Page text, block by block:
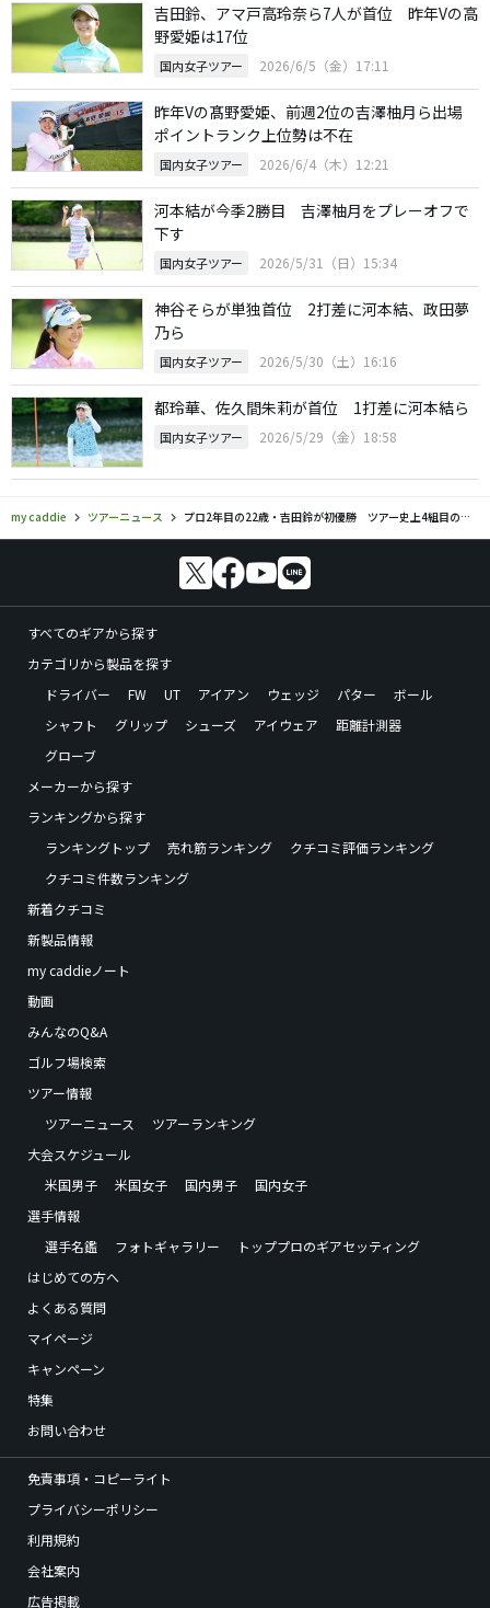
吉田鈴、アマ戸高玲奈ら7人が首位 昨年Vの高
野愛姫は17位
国内女子ツアー 2026/6/5（金）17:11
昨年Vの髙野愛姫、前週2位の吉澤柚月ら出場
ポイントランク上位勢は不在
国内女子ツアー 2026/6/4（木）12:21
河本結が今季2勝目 吉澤柚月をプレーオフで
下す
国内女子ツアー 2026/5/31（日）15:34
神谷そらが単独首位 2打差に河本結、政田夢
乃ら
国内女子ツアー 2026/5/30（土）16:16
都玲華、佐久間朱莉が首位 1打差に河本結ら
国内女子ツアー 2026/5/29（金）18:58
my caddie ツアーニュース プロ2年目の22歳・吉田鈴が初優勝 ツアー史上4組目の姉妹V
すべてのギアから探す
カテゴリから製品を探す
ドライバー
FW UT アイアン ウェッジ パター
ボール
シャフト
グリップ シューズ アイウェア
距離計測器
グローブ
メーカーから探す
ランキングから探す
ランキングトップ
売れ筋ランキング
クチコミ評価ランキング
クチコミ件数ランキング
新着クチコミ
新製品情報
my caddieノート
動画
みんなのQ&A
ゴルフ場検索
ツアー情報
ツアーニュース
ツアーランキング
大会スケジュール
米国男子
米国女子 国内男子
国内女子
選手情報
選手名鑑
フォトギャラリー
トッププロのギアセッティング
はじめての方へ
よくある質問
マイページ
キャンペーン
特集
お問い合わせ
免責事項・コピーライト
プライバシーポリシー
利用規約
会社案内
広告掲載